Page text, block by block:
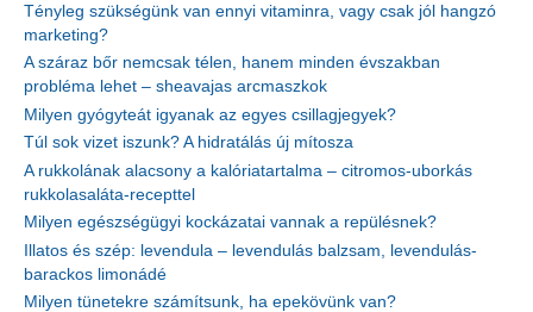
Tényleg szükségünk van ennyi vitaminra, vagy csak jól hangzó
marketing?
A száraz bőr nemcsak télen, hanem minden évszakban
probléma lehet – sheavajas arcmaszkok
Milyen gyógyteát igyanak az egyes csillagjegyek?
Túl sok vizet iszunk? A hidratálás új mítosza
A rukkolának alacsony a kalóriatartalma – citromos-uborkás
rukkolasaláta-recepttel
Milyen egészségügyi kockázatai vannak a repülésnek?
Illatos és szép: levendula – levendulás balzsam, levendulás-
barackos limonádé
Milyen tünetekre számítsunk, ha epekövünk van?